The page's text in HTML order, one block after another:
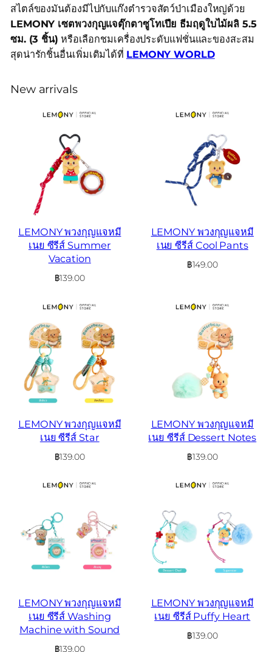
สไตล์ของมันต้องมีไปกับแก๊งตำรวจสัตว์ป่าเมืองใหญ่ด้วย
LEMONY เซตพวงกุญแจตุ๊กตาซูโทเปีย ธีมฤดูใบไม้ผลิ 5.5
ซม. (3 ชิ้น) หรือเลือกชมเครื่องประดับแฟชั่นและของสะสม
สุดน่ารักชิ้นอื่นเพิ่มเติมได้ที่ LEMONY WORLD
New arrivals
LEMONY พวงกุญแจหมี
เนย ซีรีส์ Summer
Vacation
฿139.00
LEMONY พวงกุญแจหมี
เนย ซีรีส์ Cool Pants
฿149.00
LEMONY พวงกุญแจหมี
เนย ซีรีส์ Star
฿139.00
LEMONY พวงกุญแจหมี
เนย ซีรีส์ Dessert Notes
฿139.00
LEMONY พวงกุญแจหมี
เนย ซีรีส์ Washing
Machine with Sound
฿139.00
LEMONY พวงกุญแจหมี
เนย ซีรีส์ Puffy Heart
฿139.00